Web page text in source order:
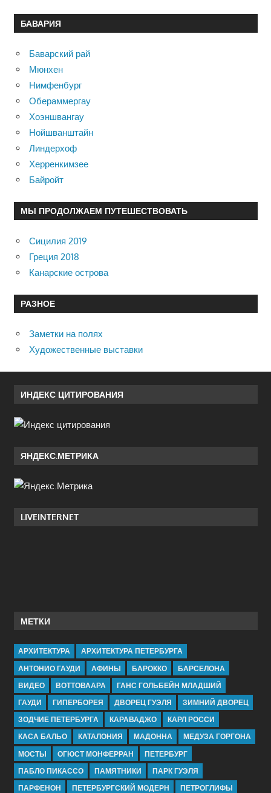
БАВАРИЯ
Баварский рай
Мюнхен
Нимфенбург
Обераммергау
Хоэншвангау
Нойшванштайн
Линдерхоф
Херренкимзее
Байройт
МЫ ПРОДОЛЖАЕМ ПУТЕШЕСТВОВАТЬ
Сицилия 2019
Греция 2018
Канарские острова
РАЗНОЕ
Заметки на полях
Художественные выставки
ИНДЕКС ЦИТИРОВАНИЯ
ЯНДЕКС.МЕТРИКА
LIVEINTERNET
МЕТКИ
АРХИТЕКТУРА
АРХИТЕКТУРА ПЕТЕРБУРГА
АНТОНИО ГАУДИ
АФИНЫ БАРОККО
БАРСЕЛОНА
ВИДЕО
ВОТТОВААРА
ГАНС ГОЛЬБЕЙН МЛАДШИЙ
ГАУДИ
ГИПЕРБОРЕЯ ДВОРЕЦ ГУЭЛЯ
ЗИМНИЙ ДВОРЕЦ
ЗОДЧИЕ ПЕТЕРБУРГА
КАРАВАДЖО
КАРЛ РОССИ
КАСА БАЛЬО
КАТАЛОНИЯ МАДОННА
МЕДУЗА ГОРГОНА
МОСТЫ
ОГЮСТ МОНФЕРРАН
ПЕТЕРБУРГ
ПАБЛО ПИКАССО
ПАМЯТНИКИ
ПАРК ГУЭЛЯ
ПАРФЕНОН
ПЕТЕРБУРГСКИЙ МОДЕРН ПЕТРОГЛИФЫ